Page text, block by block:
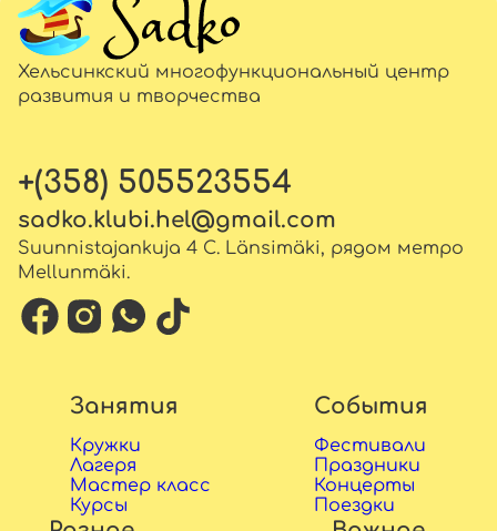
Хельсинкский многофункциональный центр
развития и творчества
+(358) 505523554
sadko.klubi.hel@gmail.com
Suunnistajankuja 4 C. Länsimäki, рядом метро
Mellunmäki.
Занятия
Кружки
Лагеря
Мастер класс
Курсы
События
Фестивали
Праздники
Концерты
Поездки